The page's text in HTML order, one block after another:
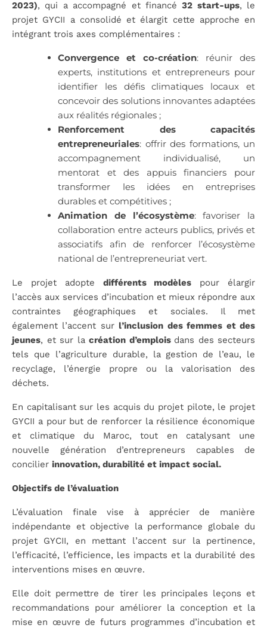
2023), qui a accompagné et financé32 start-ups, le
projet GYCII a consolidé et élargit cette approche en
intégrant trois axes complémentaires :
Convergence et co-création: réunir des
experts, institutions et entrepreneurs pour
identifier les défis climatiques locaux et
concevoir des solutions innovantes adaptées
aux réalités régionales ;
Renforcement des capacités
entrepreneuriales: offrir des formations, un
accompagnement individualisé, un
mentorat et des appuis financiers pour
transformer les idées en entreprises
durables et compétitives ;
Animation de l’écosystème: favoriser la
collaboration entre acteurs publics, privés et
associatifs afin de renforcer l’écosystème
national de l’entrepreneuriat vert.
Le projet adopte différents modèles pour élargir
l’accès aux services d’incubation et mieux répondre aux
contraintes géographiques et sociales. Il met
également l’accent sur l’inclusion des femmes et des
jeunes, et sur la création d’emplois dans des secteurs
tels que l’agriculture durable, la gestion de l’eau, le
recyclage, l’énergie propre ou la valorisation des
déchets.
En capitalisant sur les acquis du projet pilote, le projet
GYCII a pour but de renforcer la résilience économique
et climatique du Maroc, tout en catalysant une
nouvelle génération d’entrepreneurs capables de
concilier innovation, durabilité et impact social.
Objectifs de l’évaluation
L’évaluation finale vise à apprécier de manière
indépendante et objective la performance globale du
projet GYCII, en mettant l’accent sur la pertinence,
l’efficacité, l’efficience, les impacts et la durabilité des
interventions mises en œuvre.
Elle doit permettre de tirer les principales leçons et
recommandations pour améliorer la conception et la
mise en œuvre de futurs programmes d’incubation et